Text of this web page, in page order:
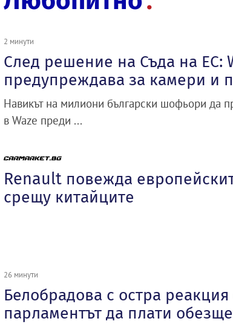
2 минути
След решение на Съда на ЕС:
предупреждава за камери и
Навикът на милиони български шофьори да
в Waze преди ...
Renault повежда
срещу китайците
26 минути
Белобрадова с остра
парламентът да плати